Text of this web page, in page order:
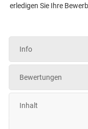
erledigen Sie Ihre
Info
Bewertungen
Inhalt